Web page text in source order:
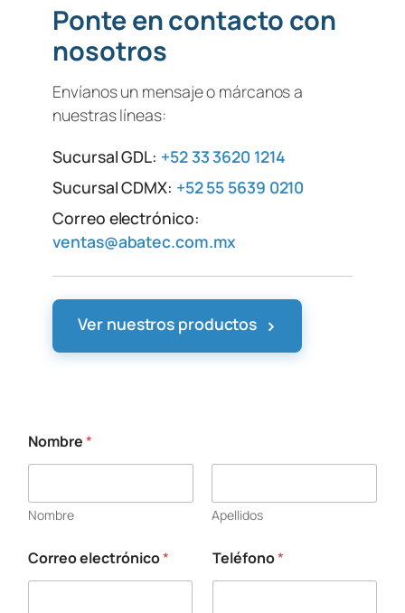
Ponte en contacto con
nosotros
Envíanos un mensaje o márcanos a
nuestras líneas:
Sucursal GDL: +52 33 3620 1214
Sucursal CDMX: +52 55 5639 0210
Correo electrónico:
ventas@abatec.com.mx
Ver nuestros productos ›
Nombre*
Nombre Apellidos
Correo electrónico* Teléfono*